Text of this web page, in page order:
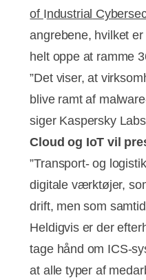
of Industrial
angrebene, hvilket
helt oppe at ramme
”Det viser, at
blive ramt af
siger Kaspersky
Cloud og IoT vil
”Transport- og
digitale værktøjer,
drift, men som
Heldigvis er der
tage hånd om ICS-
at alle typer af